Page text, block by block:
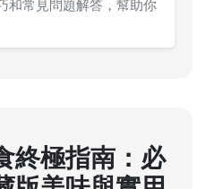
和常見問題解答，幫助你
終極指南：必